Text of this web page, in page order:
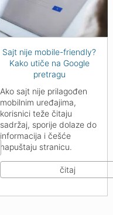
Sajt nije mobile-friendly?
Kako utiče na Google
pretragu
Ako sajt nije prilagođen
mobilnim uređajima,
korisnici teže čitaju
sadržaj, sporije dolaze do
informacija i češće
napuštaju stranicu.
čitaj